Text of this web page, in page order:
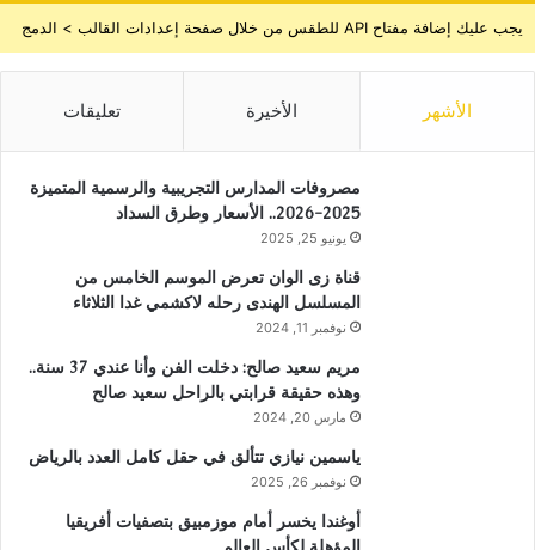
يجب عليك إضافة مفتاح API للطقس من خلال صفحة إعدادات القالب > الدمج
الأشهر الأخيرة تعليقات
مصروفات المدارس التجريبية والرسمية المتميزة
2025-2026.. الأسعار وطرق السداد
يونيو 25, 2025
قناة زى الوان تعرض الموسم الخامس من
المسلسل الهندى رحله لاكشمي غدا الثلاثاء
نوفمبر 11, 2024
مريم سعيد صالح: دخلت الفن وأنا عندي 37 سنة..
وهذه حقيقة قرابتي بالراحل سعيد صالح
مارس 20, 2024
ياسمين نيازي تتألق في حقل كامل العدد بالرياض
نوفمبر 26, 2025
أوغندا يخسر أمام موزمبيق بتصفيات أفريقيا